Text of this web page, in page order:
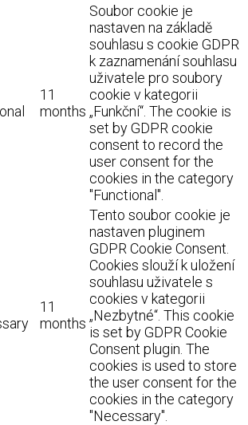
11
months
Soubor cookie je
nastaven na základě
souhlasu s cookie GDPR
k zaznamenání souhlasu
uživatele pro soubory
cookie v kategorii
„Funkční“. The cookie is
set by GDPR cookie
consent to record the
user consent for the
cookies in the category
"Functional".
11
months
Tento soubor cookie je
nastaven pluginem
GDPR Cookie Consent.
Cookies slouží k uložení
souhlasu uživatele s
cookies v kategorii
„Nezbytné“. This cookie
is set by GDPR Cookie
Consent plugin. The
cookies is used to store
the user consent for the
cookies in the category
"Necessary".